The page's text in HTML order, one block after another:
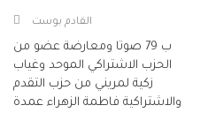
القادم بوست
ب 79 صوتا ومعارضة عضو من
الحزب الاشتراكي الموحد وغياب
زكية لمريني من حزب التقدم
والاشتراكية فاطمة الزهراء عمدة